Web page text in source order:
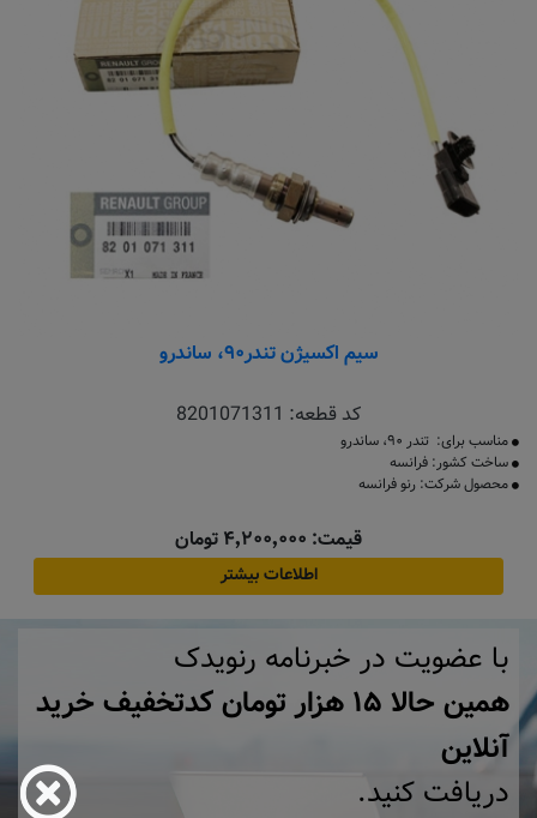
سیم اکسیژن تندر۹۰، ساندرو
کد قطعه: 8201071311
​​مناسب برای: تندر ۹۰، ساندرو
ساخت کشور: فرانسه
محصول شرکت: رنو فرانسه
قیمت: ۴٬۲۰۰٬۰۰۰ تومان
اطلاعات بیشتر
با عضویت در خبرنامه رنویدک
همین حالا ۱۵ هزار تومان کد‌تخفیف خرید
آنلاین
دریافت کنید.